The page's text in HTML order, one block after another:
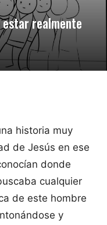
realmente
historia muy
de Jesús en ese
donde
cualquier
de este hombre
y